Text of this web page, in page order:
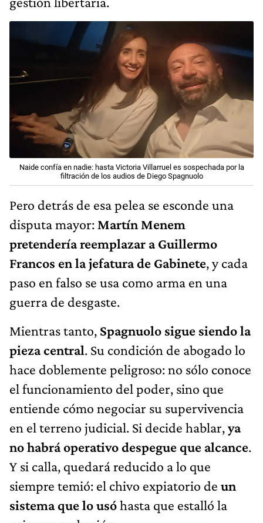
Naide confía en nadie: hasta Victoria Villarruel es sospechada por la
filtración de los audios de Diego Spagnuolo
Pero detrás de esa pelea se esconde una
disputa mayor: Martín Menem
pretendería reemplazar a Guillermo
Francos en la jefatura de Gabinete, y cada
paso en falso se usa como arma en una
guerra de desgaste.
Mientras tanto, Spagnuolo sigue siendo la
pieza central. Su condición de abogado lo
hace doblemente peligroso: no sólo conoce
el funcionamiento del poder, sino que
entiende cómo negociar su supervivencia
en el terreno judicial. Si decide hablar,ya
no habrá operativo despegue que alcance.
Y si calla, quedará reducido a lo que
siempre temió: el chivo expiatorio de un
sistema que lo usóhasta que estalló la